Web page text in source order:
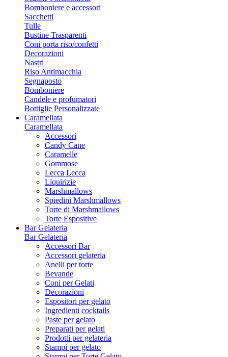
Bomboniere e accessori
Sacchetti
Tulle
Bustine Trasparenti
Coni porta riso/confetti
Decorazioni
Nastri
Riso Antimacchia
Segnaposto
Bomboniere
Candele e profumatori
Bottiglie Personalizzate
Caramellata
Caramellata
Accessori
Candy Cane
Caramelle
Gommose
Lecca Lecca
Liquirizie
Marshmallows
Spiedini Marshmallows
Torte di Marshmallows
Torte Espositive
Bar Gelateria
Bar Gelateria
Accessori Bar
Accessori gelateria
Anelli per torte
Bevande
Coni per Gelati
Decorazioni
Espositori per gelato
Ingredienti cocktails
Paste per gelato
Preparati per gelati
Prodotti per gelateria
Stampi per gelato